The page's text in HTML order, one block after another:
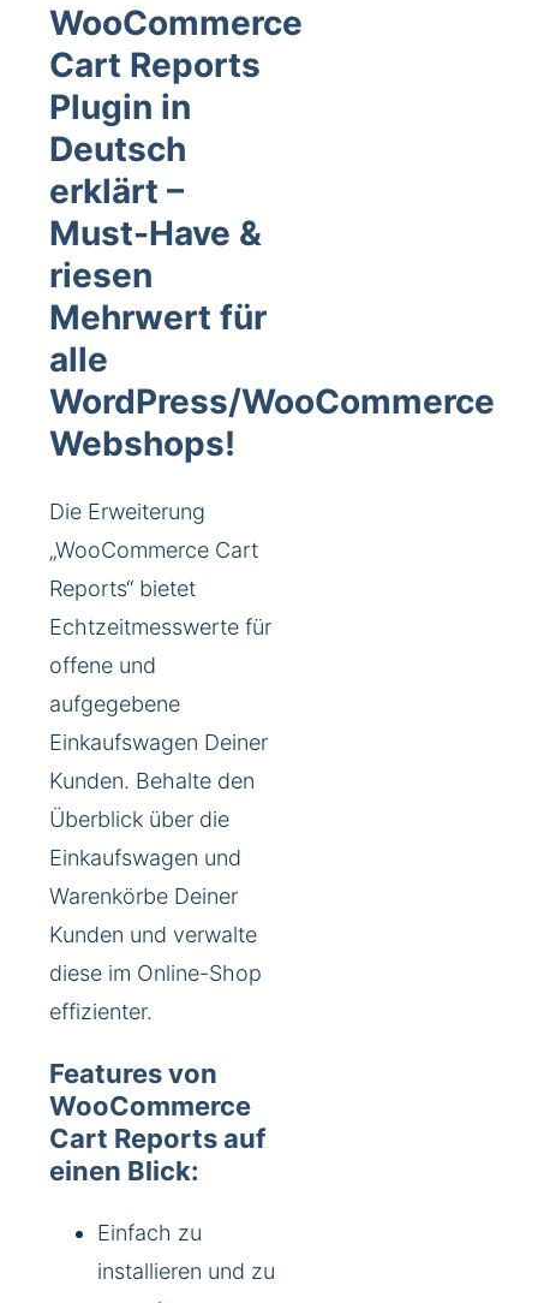
WooCommerce
Cart Reports
Plugin in
Deutsch
erklärt –
Must-Have &
riesen
Mehrwert für
alle
WordPress/WooCommerce
Webshops!
Die Erweiterung
„WooCommerce Cart
Reports“ bietet
Echtzeitmesswerte für
offene und
aufgegebene
Einkaufswagen Deiner
Kunden. Behalte den
Überblick über die
Einkaufswagen und
Warenkörbe Deiner
Kunden und verwalte
diese im Online-Shop
effizienter.
Features von
WooCommerce
Cart Reports auf
einen Blick:
Einfach zu
installieren und zu